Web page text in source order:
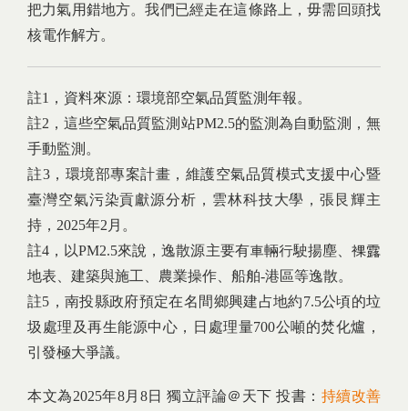
把力氣用錯地方。我們已經走在這條路上，毋需回頭找
核電作解方。
註1，資料來源：環境部空氣品質監測年報。
註2，這些空氣品質監測站PM2.5的監測為自動監測，無
手動監測。
註3，環境部專案計畫，維護空氣品質模式支援中心暨
臺灣空氣污染貢獻源分析，雲林科技大學，張艮輝主
持，2025年2月。
註4，以PM2.5來說，逸散源主要有車輛行駛揚塵、裸露
地表、建築與施工、農業操作、船舶-港區等逸散。
註5，南投縣政府預定在名間鄉興建占地約7.5公頃的垃
圾處理及再生能源中心，日處理量700公噸的焚化爐，
引發極大爭議。
本文為2025年8月8日 獨立評論＠天下 投書： 持續改善